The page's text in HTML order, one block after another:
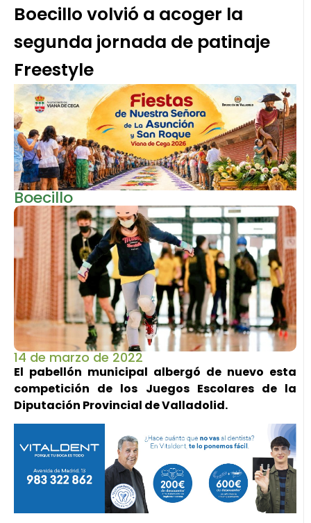
Boecillo volvió a acoger la
segunda jornada de patinaje
Freestyle
Boecillo
14 de marzo de 2022
El pabellón municipal albergó de nuevo esta
competición de los Juegos Escolares de la
Diputación Provincial de Valladolid.